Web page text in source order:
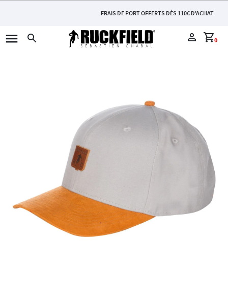
FRAIS DE PORT OFFERTS DÈS 110€ D'ACHAT
menu search perm_identity 0
shopping_cart